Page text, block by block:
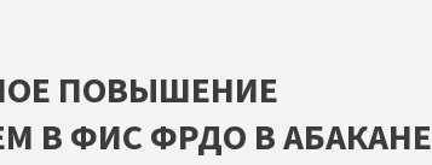
ПОВЫШЕНИЕ
В ФИС ФРДО В АБАКАНЕ